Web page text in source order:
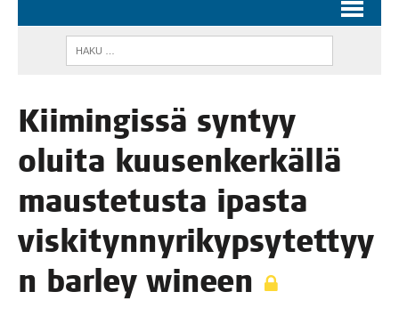
Kii­min­gis­sä syn­tyy
olui­ta kuusen­ker­käl­lä
maus­te­tus­ta ipas­ta
vis­ki­tyn­ny­ri­kyp­sy­tet­tyy
n bar­ley wineen